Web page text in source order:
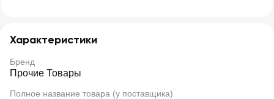
Характеристики
Бренд
Прочие Товары
Полное название товара (у поставщика)